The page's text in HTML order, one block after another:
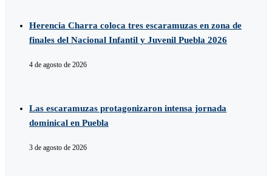
Herencia Charra coloca tres escaramuzas en zona de
finales del Nacional Infantil y Juvenil Puebla 2026
4 de agosto de 2026
Las escaramuzas protagonizaron intensa jornada
dominical en Puebla
3 de agosto de 2026